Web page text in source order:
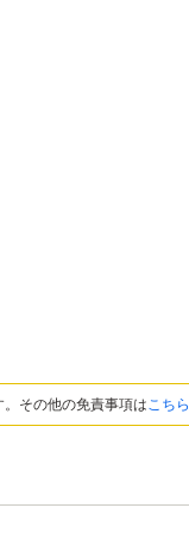
その他の免責事項はこちら